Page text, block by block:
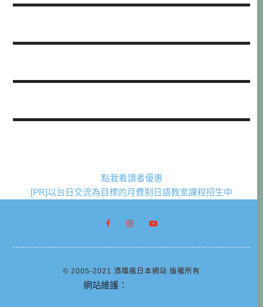
點我看讀者優惠
[PR]以台日交流為目標的月費制日語教室課程招生中
© 2005-2021 酒雄瘋日本網站 版權所有
網站維護：